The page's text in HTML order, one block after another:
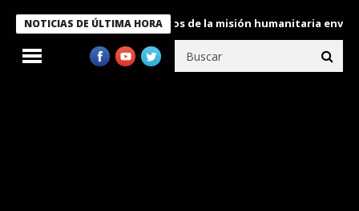
NOTICIAS DE ÚLTIMA HORA
condecora a miembros de la misión humanitaria enviada a